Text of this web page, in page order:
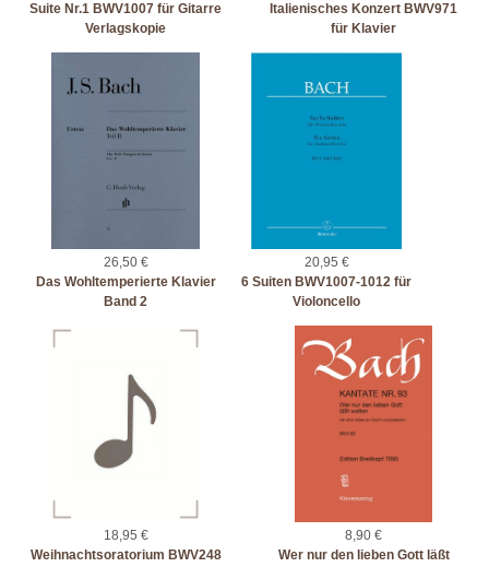
Suite Nr.1 BWV1007 für Gitarre
Verlagskopie
Italienisches Konzert BWV971
für Klavier
26,50 €
Das Wohltemperierte Klavier
Band 2
20,95 €
6 Suiten BWV1007-1012 für
Violoncello
18,95 €
Weihnachtsoratorium BWV248
8,90 €
Wer nur den lieben Gott läßt